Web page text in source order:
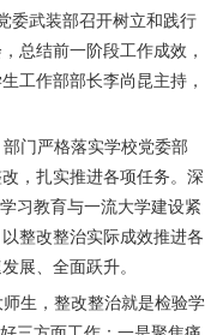
委武装部召开树立和践行
总结前一阶段工作成效，
工作部部长李尚昆主持，
门严格落实学校党委部
，扎实推进各项任务。深
习教育与一流大学建设紧
整改整治实际成效推进各
展、全面跃升。
生，整改整治就是检验学